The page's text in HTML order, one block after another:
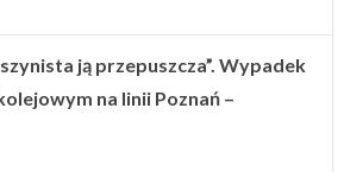
ją przepuszcza”. Wypadek
na linii Poznań –